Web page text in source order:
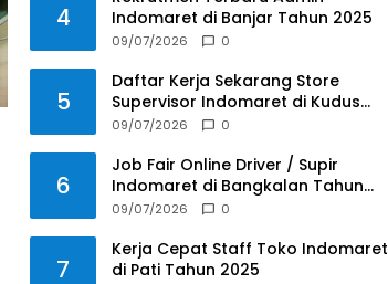
4
Indomaret di Banjar Tahun 2025
09/07/2026 0
5
Daftar Kerja Sekarang Store
Supervisor Indomaret di Kudus
Tahun 2025
09/07/2026 0
6
Job Fair Online Driver / Supir
Indomaret di Bangkalan Tahun
2025
09/07/2026 0
7
Kerja Cepat Staff Toko Indomaret
di Pati Tahun 2025